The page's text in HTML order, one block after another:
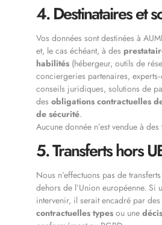
4. Destinataires et
Vos données sont destinées à
et, le cas échéant, à des
habilités (hébergeur, outils de
conciergeries partenaires,
conseils juridiques, solutions de
des obligations contractuelles
de sécurité.
Aucune donnée n’est vendue à des
5. Transferts hors
Nous n’effectuons pas de
dehors de l’Union européenne. Si
intervenir, il serait encadré par des
contractuelles types ou une